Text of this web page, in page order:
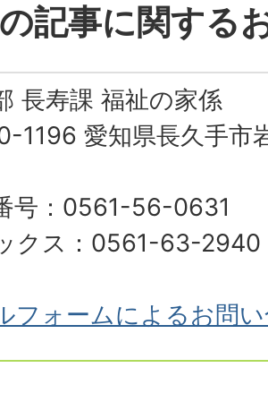
記事に関する
長寿課 福祉の家係
1196 愛知県長久手市
号：0561-56-0631
クス：0561-63-2940
フォームによるお問